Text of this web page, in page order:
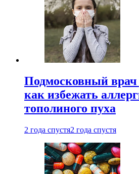
Подмосковный врач
как избежать
тополиного пуха
2 года спустя2 года спустя